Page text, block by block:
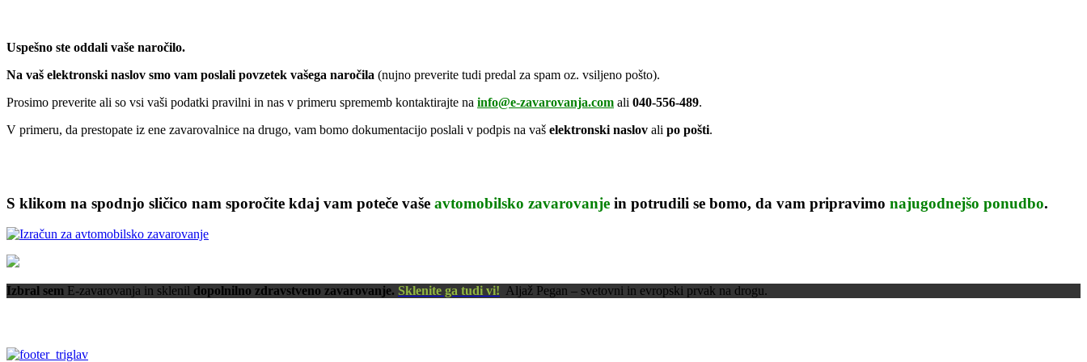
Uspešno ste oddali vaše naročilo.
Na vaš elektronski naslov smo vam poslali povzetek vašega naročila (nujno preverite tudi predal za spam oz. vsiljeno pošto).
Prosimo preverite ali so vsi vaši podatki pravilni in nas v primeru sprememb kontaktirajte na info@e-zavarovanja.com ali 040-556-489.
V primeru, da prestopate iz ene zavarovalnice na drugo, vam bomo dokumentacijo poslali v podpis na vaš elektronski naslov ali po pošti.
S klikom na spodnjo sličico nam sporočite kdaj vam poteče vaše avtomobilsko zavarovanje in potrudili se bomo, da vam pripravimo najugodnejšo ponudbo.
Izbral sem E-zavarovanja in sklenil dopolnilno zdravstveno zavarovanje. Sklenite ga tudi vi! Aljaž Pegan – svetovni in evropski prvak na drogu.